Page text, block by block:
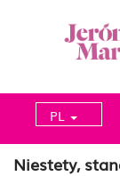
PL
Niestety,